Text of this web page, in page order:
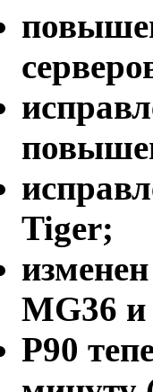
Tiger;
MG36
P90